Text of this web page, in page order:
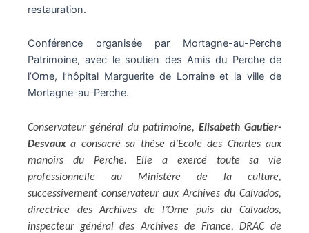
restauration.
Conférence organisée par Mortagne-au-Perche
Patrimoine, avec le soutien des Amis du Perche de
l’Orne, l’hôpital Marguerite de Lorraine et la ville de
Mortagne-au-Perche.
Conservateur général du patrimoine, Elisabeth Gautier-
Desvauxa consacré sa thèse d’Ecole des Chartes aux
manoirs du Perche. Elle a exercé toute sa vie
professionnelle au Ministère de la culture,
successivement conservateur aux Archives du Calvados,
directrice des Archives de l’Orne puis du Calvados,
inspecteur général des Archives de France, DRAC de